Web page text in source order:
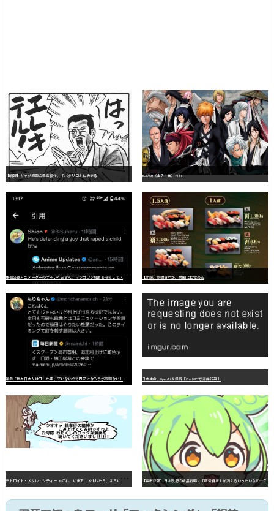
【朗報】ギャグ漫画の最高傑作、「パタリロ」に決まる BLEACH（全７４巻）?!!!!!
【朗報】美樹さやか、愛国に目覚める
識者「我々日本人は円しか使っていないので円安になろうが問題ない」 日本生命、OpenAIを提訴「ChatGPTが非弁行為」
デ
トロイト・メタル・シティー ⇐これ、いまアニメ化したら、えらいことになってたよな？ 【高市悲報】日本政府の成長戦略に「暗号資産」が消えるいったいなぜ…？